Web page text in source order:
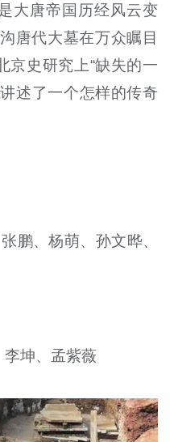
大唐帝国历经风云变
唐代大墓在万众瞩目
京史研究上“缺失的一
述了一个怎样的传奇
鹏、杨萌、孙文晔、
李坤、孟紫薇